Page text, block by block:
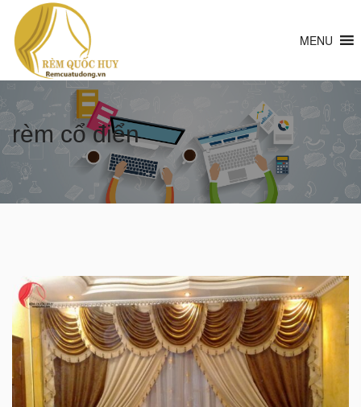
MENU
rèm cổ điển